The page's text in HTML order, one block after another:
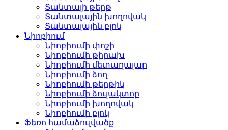
Տանտալի թերթ
Տանտալային խողովակ
Տանտալային բլոկ
Նիոբիում
Նիոբիումի փոշի
Նիոբիումի թիրախ
Նիոբիումի մետաղալար
Նիոբիումի ձող
Նիոբիումի թերթիկ
Նիոբիումի ձուլակտոր
Նիոբիումի խողովակ
Նիոբիումի բլոկ
Ֆեռո համաձուլվածք